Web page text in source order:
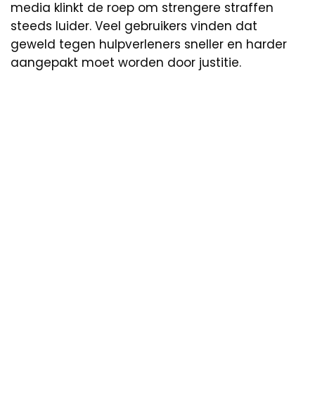
media klinkt de roep om strengere straffen
steeds luider. Veel gebruikers vinden dat
geweld tegen hulpverleners sneller en harder
aangepakt moet worden door justitie.